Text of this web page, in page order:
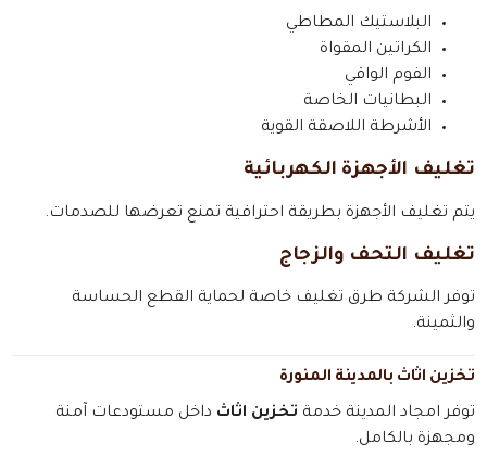
البلاستيك المطاطي
الكراتين المقواة
الفوم الواقي
البطانيات الخاصة
الأشرطة اللاصقة القوية
تغليف الأجهزة الكهربائية
يتم تغليف الأجهزة بطريقة احترافية تمنع تعرضها للصدمات.
تغليف التحف والزجاج
توفر الشركة طرق تغليف خاصة لحماية القطع الحساسة
والثمينة.
تخزين اثاث بالمدينة المنورة
توفر امجاد المدينة خدمة تخزين اثاث داخل مستودعات آمنة
ومجهزة بالكامل.